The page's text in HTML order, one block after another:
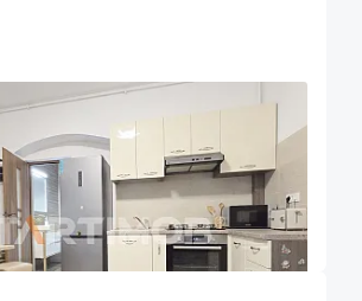
Istoric zona Liceului
1
dormitor
Parter
Etaj